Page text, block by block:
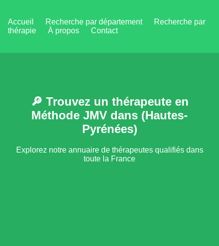
Accueil Recherche par département
Recherche par
thérapie
À propos Contact
🔎 Trouvez un thérapeute en
Méthode JMV dans (Hautes-
Pyrénées)
Explorez notre annuaire de thérapeutes qualifiés dans
toute la France